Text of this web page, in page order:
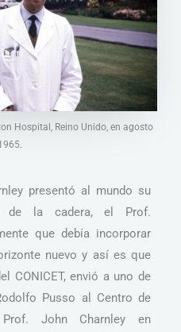
Hospital, Reino Unido, en agosto
presentó al mundo su
de la cadera, el Prof.
que debía incorporar
nuevo y así es que
CONICET, envió a uno de
Pusso al Centro de
John Charnley en